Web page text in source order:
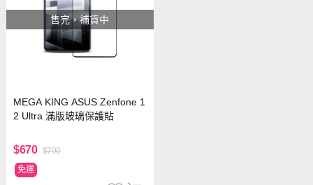
售完，補貨中
MEGA KING ASUS Zenfone 1
2 Ultra 滿版玻璃保護貼
$670 $790
免運